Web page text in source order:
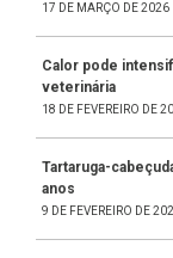
17 DE MARÇO DE 2026
Calor pode
veterinária
18 DE FEVEREIRO DE
Tartaruga-
anos
9 DE FEVEREIRO DE